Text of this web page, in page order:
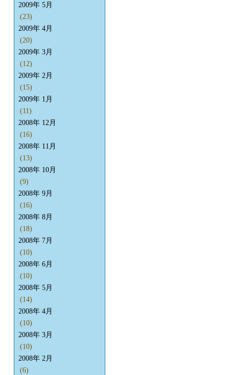
2009年 5月
(23)
2009年 4月
(20)
2009年 3月
(12)
2009年 2月
(15)
2009年 1月
(11)
2008年 12月
(16)
2008年 11月
(13)
2008年 10月
(9)
2008年 9月
(16)
2008年 8月
(18)
2008年 7月
(10)
2008年 6月
(10)
2008年 5月
(14)
2008年 4月
(10)
2008年 3月
(10)
2008年 2月
(6)